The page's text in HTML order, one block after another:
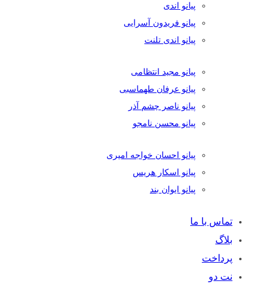
پیانو اندی
پیانو فریدون آسرایی
پیانو اندی تلنت
پیانو مجید انتظامی
پیانو عرفان طهماسبی
پیانو ناصر چشم آذر
پیانو محسن نامجو
پیانو احسان خواجه امیری
پیانو اسکار هریس
پیانو ایوان بند
تماس با ما
بلاگ
پرداخت
نت دو